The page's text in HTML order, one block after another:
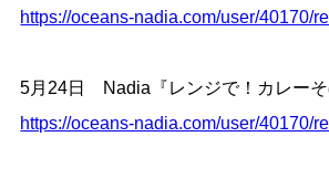
https://oceans-nadia.com/user/40170/
5月24日 Nadia『レンジで！カレーそ
https://oceans-nadia.com/user/40170/